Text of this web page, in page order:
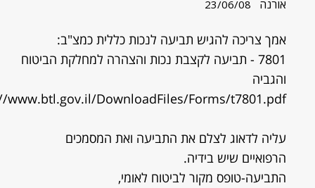
אורנה 23/06/08
אמך צריכה להגיש תביעה לנכות כללית כמצ"ב:
7801 - תביעה לקצבת נכות והצהרה למחלקת הביטוח
והגביה
www.btl.gov.il/DownloadFiles/Forms/t7801.pdf
עליה לדאוג לצלם את התביעה ואת המסמכים
הרפואיים שיש בידיה.
התביעה-טופס מקור לביטוח לאומי,